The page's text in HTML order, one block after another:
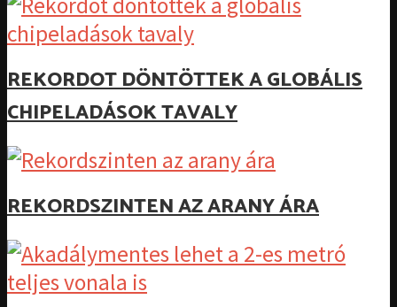
REKORDOT DÖNTÖTTEK A GLOBÁLIS
CHIPELADÁSOK TAVALY
REKORDSZINTEN AZ ARANY ÁRA